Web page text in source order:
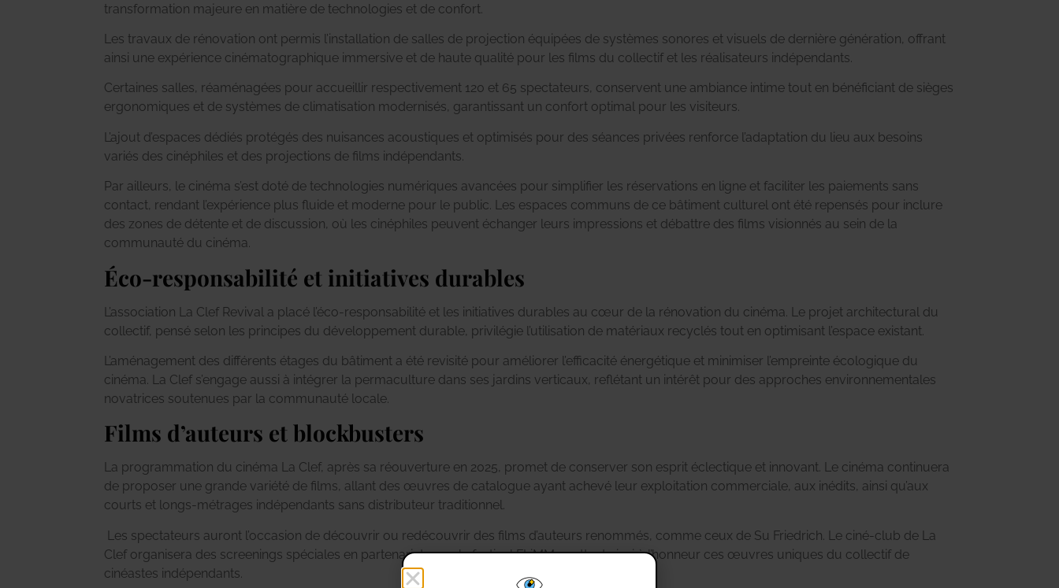
transformation majeure en matière de technologies et de confort.
Les travaux de rénovation ont permis l’installation de salles de projection équipées de systèmes sonores et visuels de dernière génération, offrant
ainsi une expérience cinématographique immersive et de haute qualité pour les films du collectif et les réalisateurs indépendants.
Certaines salles, réaménagées pour accueillir respectivement 120 et 65 spectateurs, conservent une ambiance intime tout en bénéficiant de sièges
ergonomiques et de systèmes de climatisation modernisés, garantissant un confort optimal pour les visiteurs.
L’ajout d’espaces dédiés protégés des nuisances acoustiques et optimisés pour des séances privées renforce l’adaptation du lieu aux besoins
variés des cinéphiles et des projections de films indépendants.
Par ailleurs, le cinéma s’est doté de technologies numériques avancées pour simplifier les réservations en ligne et faciliter les paiements sans
contact, rendant l’expérience plus fluide et moderne pour le public. Les espaces communs de ce bâtiment culturel ont été repensés pour inclure
des zones de détente et de discussion, où les cinéphiles peuvent échanger leurs impressions et débattre des films visionnés au sein de la
communauté du cinéma.
Éco-responsabilité et initiatives durables
L’association La Clef Revival a placé l’éco-responsabilité et les initiatives durables au cœur de la rénovation du cinéma. Le projet architectural du
collectif, pensé selon les principes du développement durable, privilégie l’utilisation de matériaux recyclés tout en optimisant l’espace existant.
L’aménagement des différents étages du bâtiment a été revisité pour améliorer l’efficacité énergétique et minimiser l’empreinte écologique du
cinéma. La Clef s’engage aussi à intégrer la permaculture dans ses jardins verticaux, reflétant un intérêt pour des approches environnementales
novatrices soutenues par la communauté locale.
Films d’auteurs et blockbusters
La programmation du cinéma La Clef, après sa réouverture en 2025, promet de conserver son esprit éclectique et innovant. Le cinéma continuera
de proposer une grande variété de films, allant des œuvres de catalogue ayant achevé leur exploitation commerciale, aux inédits, ainsi qu’aux
courts et longs-métrages indépendants sans distributeur traditionnel.
Les spectateurs auront l’occasion de découvrir ou redécouvrir des films d’auteurs renommés, comme ceux de Su Friedrich. Le ciné-club de La
Clef organisera des screenings spéciales en partenariat avec le festival FLiMM, mettant ainsi à l’honneur ces œuvres uniques du collectif de
cinéastes indépendants.